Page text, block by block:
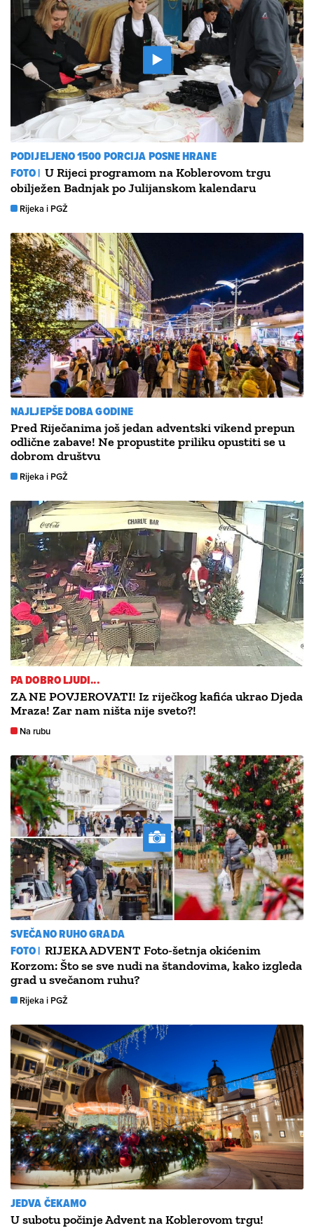
PODIJELJENO 1500 PORCIJA POSNE HRANE
FOTO | U Rijeci programom na Koblerovom trgu
obilježen Badnjak po Julijanskom kalendaru
Rijeka i PGŽ
NAJLJEPŠE DOBA GODINE
Pred Riječanima još jedan adventski vikend prepun
odlične zabave! Ne propustite priliku opustiti se u
dobrom društvu
Rijeka i PGŽ
PA DOBRO LJUDI...
ZA NE POVJEROVATI! Iz riječkog kafića ukrao Djeda
Mraza! Zar nam ništa nije sveto?!
Na rubu
SVEČANO RUHO GRADA
FOTO | RIJEKA ADVENT Foto-šetnja okićenim
Korzom: Što se sve nudi na štandovima, kako izgleda
grad u svečanom ruhu?
Rijeka i PGŽ
JEDVA ČEKAMO
U subotu počinje Advent na Koblerovom trgu!